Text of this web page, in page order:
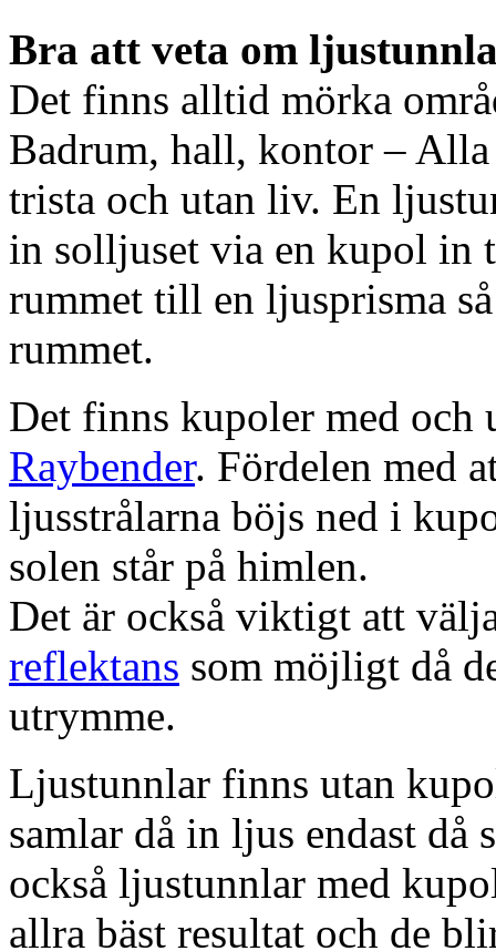
Bra att veta om
Det finns alltid mörka
Badrum, hall, kontor – Alla
trista och utan liv. En
in solljuset via en kupol in
rummet till en ljusprisma
rummet.
Det finns kupoler med och
Raybender. Fördelen med
ljusstrålarna böjs ned i
solen står på himlen.
Det är också viktigt att
reflektans som möjligt då
utrymme.
Ljustunnlar finns utan
samlar då in ljus endast då
också ljustunnlar med
allra bäst resultat och de